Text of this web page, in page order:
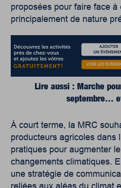
proposées pour faire face à
principalement de nature
Lire aussi : Marche
septembre…
À court terme, la MRC
producteurs agricoles dans
pratiques pour augmenter
changements climatiques.
une stratégie de